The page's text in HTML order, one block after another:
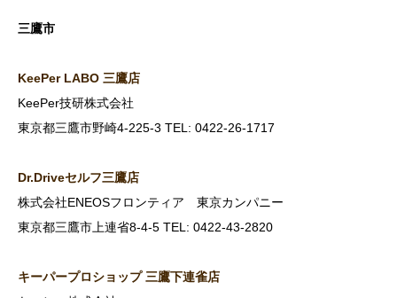
三鷹市
KeePer LABO 三鷹店
KeePer技研株式会社
東京都三鷹市野崎4-225-3 TEL: 0422-26-1717
Dr.Driveセルフ三鷹店
株式会社ENEOSフロンティア 東京カンパニー
東京都三鷹市上連省8-4-5 TEL: 0422-43-2820
キーパープロショップ 三鷹下連雀店